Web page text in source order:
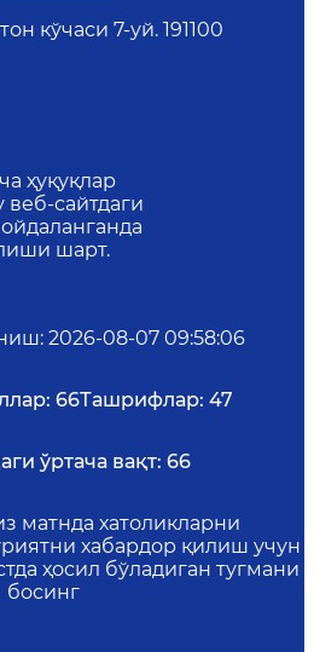
кўчаси 7-уй. 191100
ҳуқуқлар
сайтдаги
шарт.
: 2026-08-07 09:58:06
66Ташрифлар: 47
ўртача вақт: 66
матнда хатоликларни
хабардор қилиш учун
ҳосил бўладиган тугмани
босинг